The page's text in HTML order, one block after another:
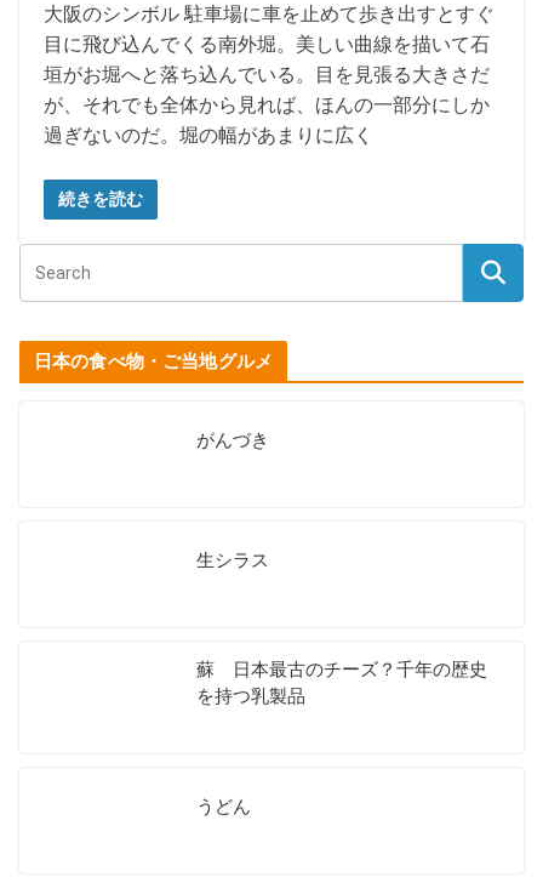
大阪のシンボル 駐車場に車を止めて歩き出すとすぐ
目に飛び込んでくる南外堀。美しい曲線を描いて石
垣がお堀へと落ち込んでいる。目を見張る大きさだ
が、それでも全体から見れば、ほんの一部分にしか
過ぎないのだ。堀の幅があまりに広く
続きを読む
日本の食べ物・ご当地グルメ
がんづき
生シラス
蘇 日本最古のチーズ？千年の歴史
を持つ乳製品
うどん